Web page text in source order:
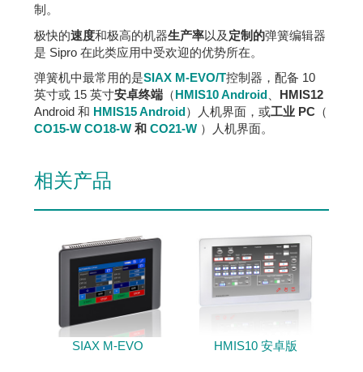
制。
极快的速度和极高的机器生产率以及 定制的弹簧编辑器
是 Sipro 在此类应用中受欢迎的优势所在。
弹簧机中最常用的是SIAX M-EVO/T控制器，配备 10
英寸或 15 英寸安卓终端 （HMIS10 Android
HMIS12
Android 和 HMIS15 Android）人机界面，或工业 PC （
CO15-W CO18-W 和 CO21-W ）人机界面。
相关产品
SIAX M-EVO HMIS10 安卓版